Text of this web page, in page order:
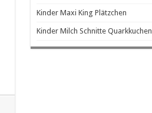
Kinder Maxi King Plätzchen
Kinder Milch Schnitte Quarkkuchen